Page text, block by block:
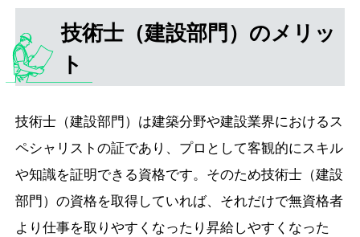
技術士（建設部門）のメリッ
ト
技術士（建設部門）は建築分野や建設業界におけるス
ペシャリストの証であり、プロとして客観的にスキル
や知識を証明できる資格です。そのため技術士（建設
部門）の資格を取得していれば、それだけで無資格者
より仕事を取りやすくなったり昇給しやすくなった